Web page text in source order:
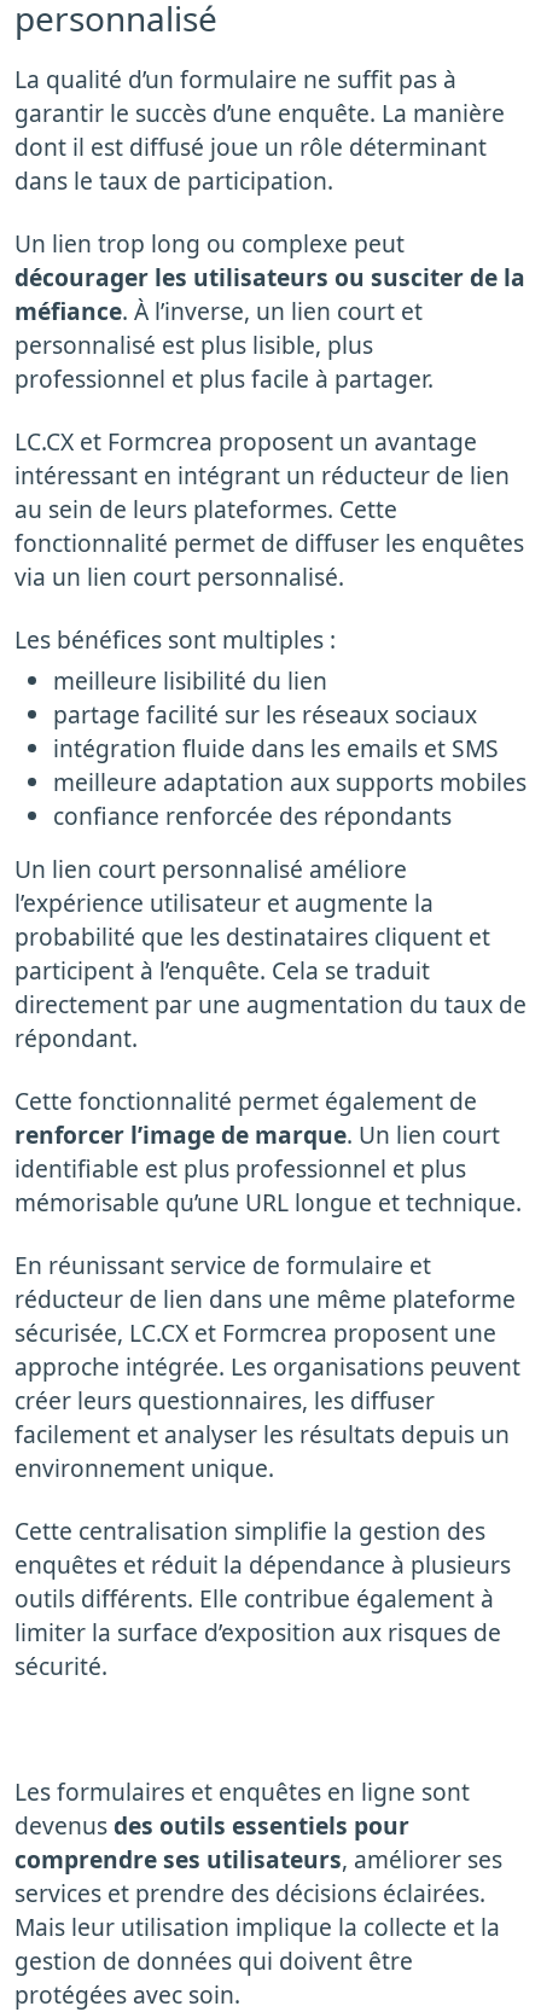
personnalisé
La qualité d’un formulaire ne suffit pas à
garantir le succès d’une enquête. La manière
dont il est diffusé joue un rôle déterminant
dans le taux de participation.
Un lien trop long ou complexe peut
décourager les utilisateurs ou susciter de la
méfiance. À l’inverse, un lien court et
personnalisé est plus lisible, plus
professionnel et plus facile à partager.
LC.CX et Formcrea proposent un avantage
intéressant en intégrant un réducteur de lien
au sein de leurs plateformes. Cette
fonctionnalité permet de diffuser les enquêtes
via un lien court personnalisé.
Les bénéfices sont multiples :
meilleure lisibilité du lien
partage facilité sur les réseaux sociaux
intégration fluide dans les emails et SMS
meilleure adaptation aux supports mobiles
confiance renforcée des répondants
Un lien court personnalisé améliore
l’expérience utilisateur et augmente la
probabilité que les destinataires cliquent et
participent à l’enquête. Cela se traduit
directement par une augmentation du taux de
répondant.
Cette fonctionnalité permet également de
renforcer l’image de marque. Un lien court
identifiable est plus professionnel et plus
mémorisable qu’une URL longue et technique.
En réunissant service de formulaire et
réducteur de lien dans une même plateforme
sécurisée, LC.CX et Formcrea proposent une
approche intégrée. Les organisations peuvent
créer leurs questionnaires, les diffuser
facilement et analyser les résultats depuis un
environnement unique.
Cette centralisation simplifie la gestion des
enquêtes et réduit la dépendance à plusieurs
outils différents. Elle contribue également à
limiter la surface d’exposition aux risques de
sécurité.
Les formulaires et enquêtes en ligne sont
devenusdes outils essentiels pour
comprendre ses utilisateurs, améliorer ses
services et prendre des décisions éclairées.
Mais leur utilisation implique la collecte et la
gestion de données qui doivent être
protégées avec soin.